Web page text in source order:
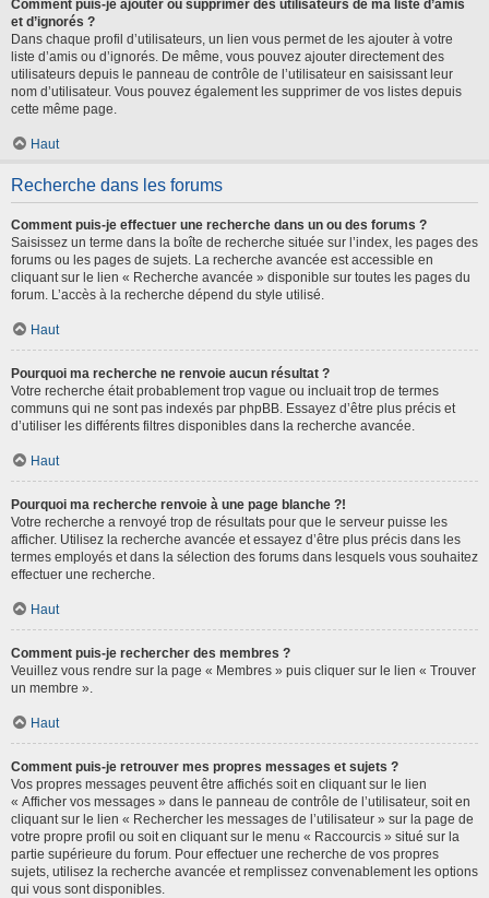
Comment puis-je ajouter ou supprimer des utilisateurs de ma liste d’amis
et d’ignorés ?
Dans chaque profil d’utilisateurs, un lien vous permet de les ajouter à votre
liste d’amis ou d’ignorés. De même, vous pouvez ajouter directement des
utilisateurs depuis le panneau de contrôle de l’utilisateur en saisissant leur
nom d’utilisateur. Vous pouvez également les supprimer de vos listes depuis
cette même page.
Haut
Recherche dans les forums
Comment puis-je effectuer une recherche dans un ou des forums ?
Saisissez un terme dans la boîte de recherche située sur l’index, les pages des
forums ou les pages de sujets. La recherche avancée est accessible en
cliquant sur le lien « Recherche avancée » disponible sur toutes les pages du
forum. L’accès à la recherche dépend du style utilisé.
Haut
Pourquoi ma recherche ne renvoie aucun résultat ?
Votre recherche était probablement trop vague ou incluait trop de termes
communs qui ne sont pas indexés par phpBB. Essayez d’être plus précis et
d’utiliser les différents filtres disponibles dans la recherche avancée.
Haut
Pourquoi ma recherche renvoie à une page blanche ?!
Votre recherche a renvoyé trop de résultats pour que le serveur puisse les
afficher. Utilisez la recherche avancée et essayez d’être plus précis dans les
termes employés et dans la sélection des forums dans lesquels vous souhaitez
effectuer une recherche.
Haut
Comment puis-je rechercher des membres ?
Veuillez vous rendre sur la page « Membres » puis cliquer sur le lien « Trouver
un membre ».
Haut
Comment puis-je retrouver mes propres messages et sujets ?
Vos propres messages peuvent être affichés soit en cliquant sur le lien
« Afficher vos messages » dans le panneau de contrôle de l’utilisateur, soit en
cliquant sur le lien « Rechercher les messages de l’utilisateur » sur la page de
votre propre profil ou soit en cliquant sur le menu « Raccourcis » situé sur la
partie supérieure du forum. Pour effectuer une recherche de vos propres
sujets, utilisez la recherche avancée et remplissez convenablement les options
qui vous sont disponibles.